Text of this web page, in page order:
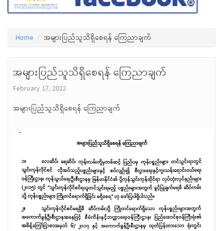
Home အများပြည်သူသိရှိစေရန် ကြေညာချက်
အများပြည်သူသိရှိစေရန် ကြေညာချက်
February 17, 2022
အများပြည်သူသိရှိစေရန် ကြေညာချက်